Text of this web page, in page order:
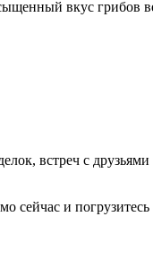
вкус грибов
встреч с друзьями
сейчас и